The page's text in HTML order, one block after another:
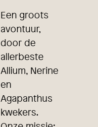
Een groots
avontuur,
door de
allerbeste
Allium, Nerine
en
Agapanthus
kwekers.